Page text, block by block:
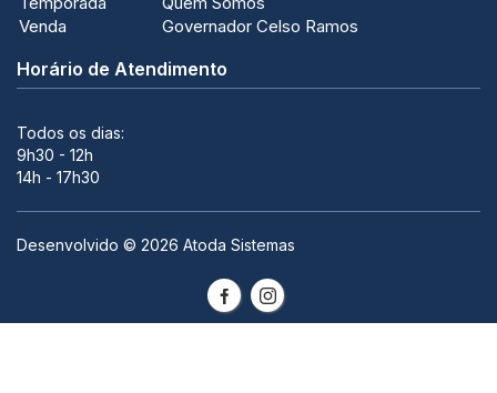
Venda
Governador Celso Ramos
Horário de Atendimento
Todos os dias:
9h30 - 12h
14h - 17h30
Desenvolvido © 2026 Atoda Sistemas